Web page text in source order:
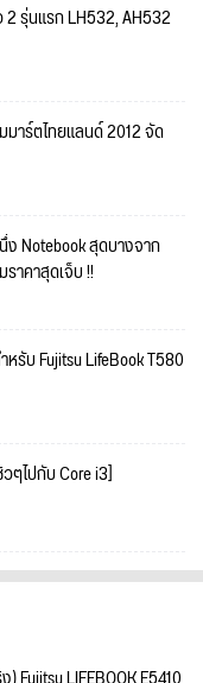
2 รุ่นแรก LH532, AH532
ร์ตไทยแลนด์ 2012 จัด
ง Notebook สุดบางจาก
าคาสุดเจ็บ !!
รับ Fujitsu LifeBook T580
ๆไปกับ Core i3]